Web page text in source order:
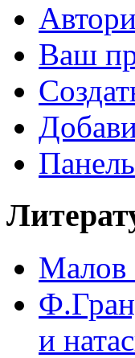
Ваш
Малов
и